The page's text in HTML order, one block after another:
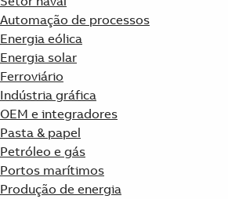
Automação de processos
Energia eólica
Energia solar
Ferroviário
Indústria gráfica
OEM e integradores
Pasta & papel
Petróleo e gás
Portos marítimos
Produção de energia